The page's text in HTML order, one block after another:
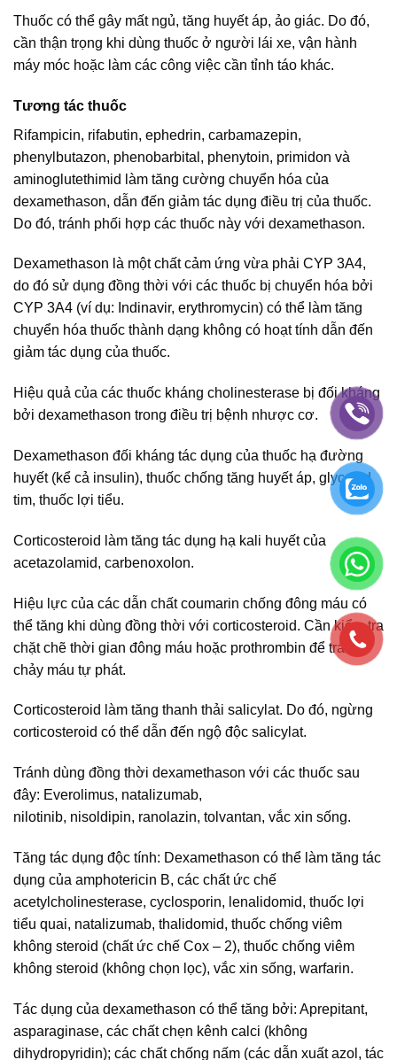
Thuốc có thể gây mất ngủ, tăng huyết áp, ảo giác. Do đó,
cần thận trọng khi dùng thuốc ở người lái xe, vận hành
máy móc hoặc làm các công việc cần tỉnh táo khác.
Tương tác thuốc
Rifampicin, rifabutin, ephedrin, carbamazepin,
phenylbutazon, phenobarbital, phenytoin, primidon và
aminoglutethimid làm tăng cường chuyển hóa của
dexamethason, dẫn đến giảm tác dụng điều trị của thuốc.
Do đó, tránh phối hợp các thuốc này với dexamethason.
Dexamethason là một chất cảm ứng vừa phải CYP 3A4,
do đó sử dụng đồng thời với các thuốc bị chuyển hóa bởi
CYP 3A4 (ví dụ: Indinavir, erythromycin) có thể làm tăng
chuyển hóa thuốc thành dạng không có hoạt tính dẫn đến
giảm tác dụng của thuốc.
Hiệu quả của các thuốc kháng cholinesterase bị đối kháng
bởi dexamethason trong điều trị bệnh nhược cơ.
Dexamethason đối kháng tác dụng của thuốc hạ đường
huyết (kể cả insulin), thuốc chống tăng huyết áp, glycosid
tim, thuốc lợi tiểu.
Corticosteroid làm tăng tác dụng hạ kali huyết của
acetazolamid, carbenoxolon.
Hiệu lực của các dẫn chất coumarin chống đông máu có
thể tăng khi dùng đồng thời với corticosteroid. Cần kiểm tra
chặt chẽ thời gian đông máu hoặc prothrombin để tránh
chảy máu tự phát.
Corticosteroid làm tăng thanh thải salicylat. Do đó, ngừng
corticosteroid có thể dẫn đến ngộ độc salicylat.
Tránh dùng đồng thời dexamethason với các thuốc sau
đây: Everolimus, natalizumab,
nilotinib, nisoldipin, ranolazin, tolvantan, vắc xin sống.
Tăng tác dụng độc tính: Dexamethason có thể làm tăng tác
dụng của amphotericin B, các chất ức chế
acetylcholinesterase, cyclosporin, lenalidomid, thuốc lợi
tiểu quai, natalizumab, thalidomid, thuốc chống viêm
không steroid (chất ức chế Cox – 2), thuốc chống viêm
không steroid (không chọn lọc), vắc xin sống, warfarin.
Tác dụng của dexamethason có thể tăng bởi: Aprepitant,
asparaginase, các chất chẹn kênh calci (không
dihydropyridin); các chất chống nấm (các dẫn xuất azol, tác